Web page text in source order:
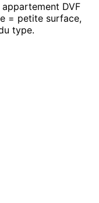
DVF
= petite surface,
type.